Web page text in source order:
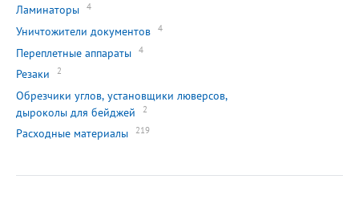
Ламинаторы 4
Уничтожители документов 4
Переплетные аппараты 4
Резаки 2
Обрезчики углов, установщики люверсов,
дыроколы для бейджей
2
Расходные материалы 219